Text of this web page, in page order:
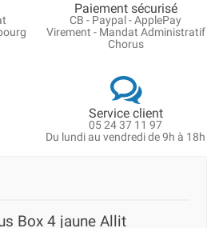
Paiement sécurisé
CB - Paypal - ApplePay
Virement - Mandat Administratif
Chorus
Service client
05 24 37 11 97
Du lundi au vendredi de 9h à 18h
Box 4 jaune Allit